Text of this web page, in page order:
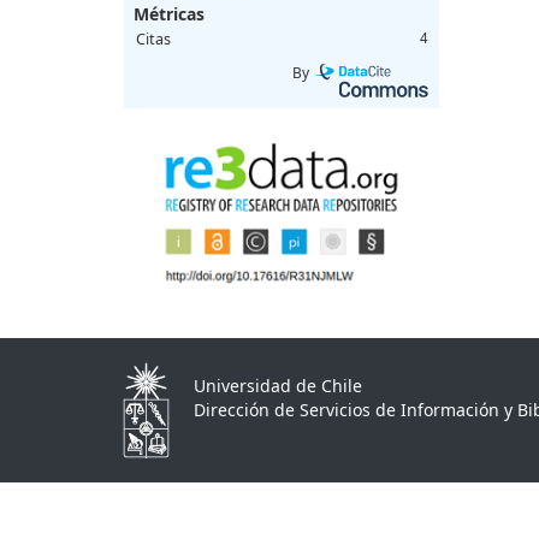
Métricas
Citas 4
By
Universidad de Chile
Dirección de Servicios de Información y